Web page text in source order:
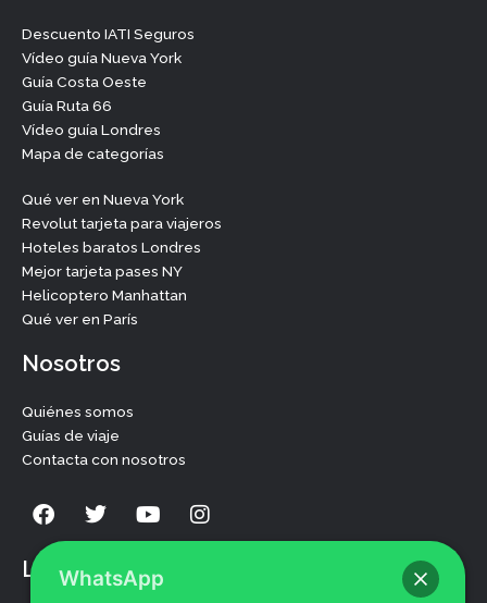
Descuento IATI Seguros
Vídeo guía Nueva York
Guía Costa Oeste
Guía Ruta 66
Vídeo guía Londres
Mapa de categorías
Qué ver en Nueva York
Revolut tarjeta para viajeros
Hoteles baratos Londres
Mejor tarjeta pases NY
Helicoptero Manhattan
Qué ver en París
Nosotros
Quiénes somos
Guías de viaje
Contacta con nosotros
F
a
c
T
w
i
t
t
Y
o
u
t
u
I
n
s
LegalWhatsApp